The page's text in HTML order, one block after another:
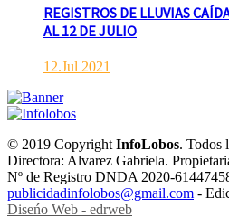
REGISTROS DE LLUVIAS
AL 12 DE JULIO
12.Jul 2021
© 2019 CopyrightInfoLobos. Todos
Directora: Alvarez Gabriela.
Nº de Registro DNDA 2020-
publicidadinfolobos@gmail.com -
Diseńo Web - edrweb